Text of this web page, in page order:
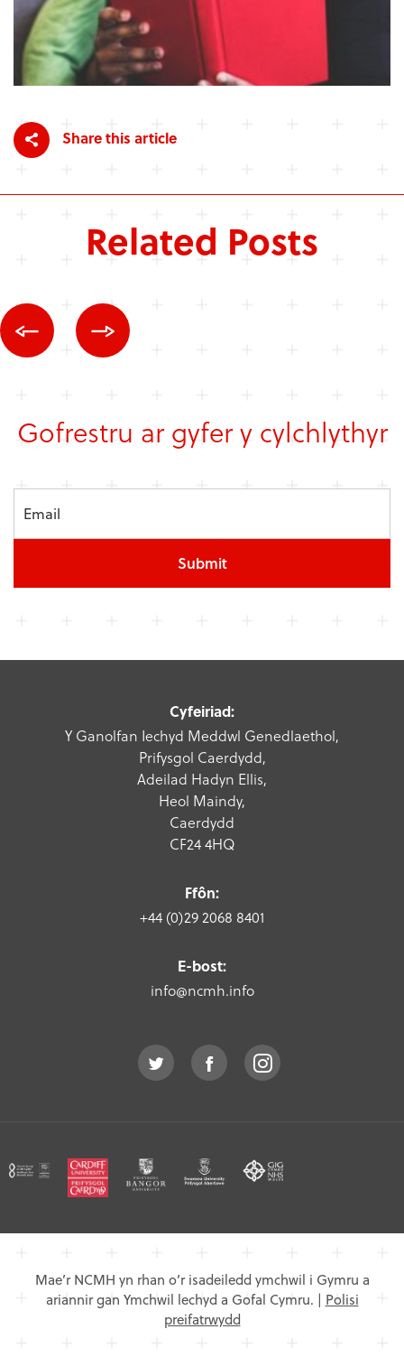
Share this article
Related Posts
Gofrestru ar gyfer y cylchlythyr
Submit
Cyfeiriad:
Y Ganolfan Iechyd Meddwl Genedlaethol,
Prifysgol Caerdydd,
Adeilad Hadyn Ellis,
Heol Maindy,
Caerdydd
CF24 4HQ
Ffôn:
+44 (0)29 2068 8401
E-bost:
info@ncmh.info
Mae’r NCMH yn rhan o’r isadeiledd ymchwil i Gymru a
ariannir gan Ymchwil lechyd a Gofal Cymru. | Polisi
preifatrwydd